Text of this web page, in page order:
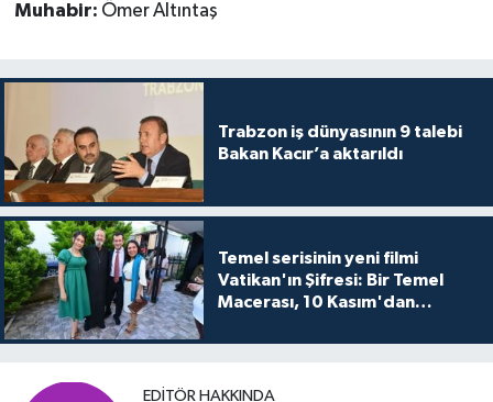
Muhabir: Ömer Altıntaş
Trabzon iş dünyasının 9 talebi
Bakan Kacır’a aktarıldı
Temel serisinin yeni filmi
Vatikan'ın Şifresi: Bir Temel
Macerası, 10 Kasım'dan
buluşuyo
EDITÖR HAKKINDA